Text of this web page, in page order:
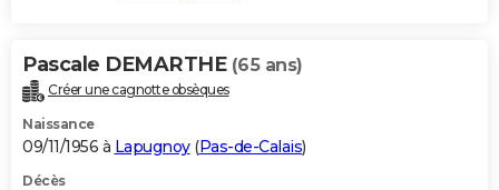
Pascale DEMARTHE (65 ans)
Créer une cagnotte obsèques
Naissance
09/11/1956 à Lapugnoy(Pas-de-Calais)
Décès